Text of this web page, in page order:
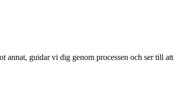
annat, guidar vi dig genom processen och ser till att